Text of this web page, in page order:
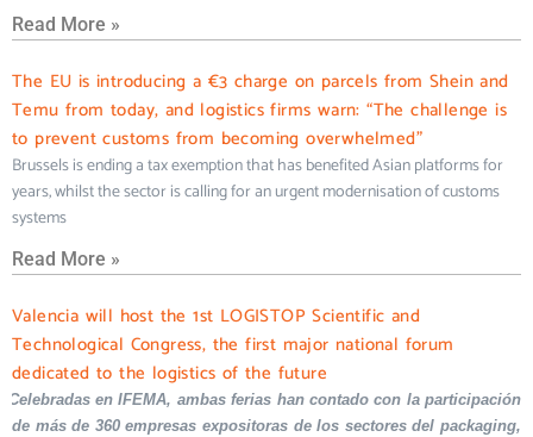
Read More »
The EU is introducing a €3 charge on parcels from Shein and
Temu from today, and logistics firms warn: “The challenge is
to prevent customs from becoming overwhelmed”
Brussels is ending a tax exemption that has benefited Asian platforms for
years, whilst the sector is calling for an urgent modernisation of customs
systems
Read More »
Valencia will host the 1st LOGISTOP Scientific and
Technological Congress, the first major national forum
dedicated to the logistics of the future
Celebradas en IFEMA, ambas ferias han contado con la participación
de más de 360 empresas expositoras de los sectores del packaging,